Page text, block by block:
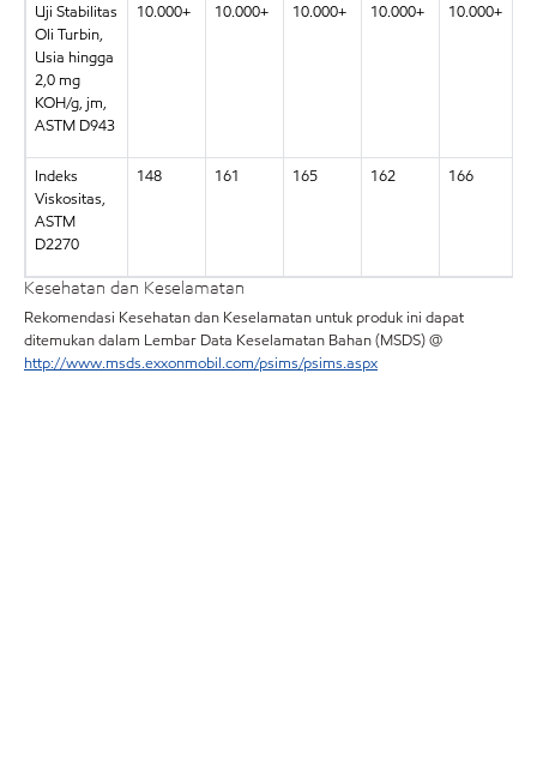
Uji Stabilitas
Oli Turbin,
Usia hingga
2,0 mg
KOH/g, jm,
ASTM D943
10.000+ 10.000+ 10.000+ 10.000+ 10.000+
Indeks
Viskositas,
ASTM
D2270
148 161 165 162 166
Kesehatan dan Keselamatan
Rekomendasi Kesehatan dan Keselamatan untuk produk ini dapat
ditemukan dalam Lembar Data Keselamatan Bahan (MSDS) @
http://www.msds.exxonmobil.com/psims/psims.aspx